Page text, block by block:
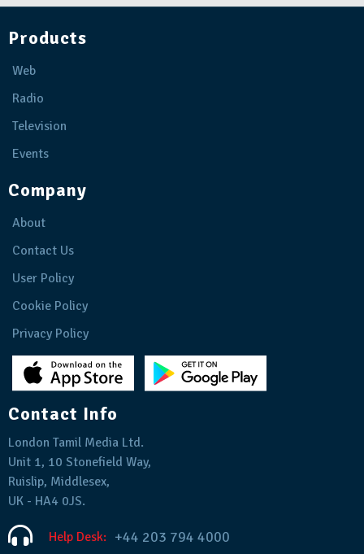
Products
Web
Radio
Television
Events
Company
About
Contact Us
User Policy
Cookie Policy
Privacy Policy
Contact Info
London Tamil Media Ltd.
Unit 1, 10 Stonefield Way,
Ruislip, Middlesex,
UK - HA4 0JS.
Help Desk: +44 203 794 4000